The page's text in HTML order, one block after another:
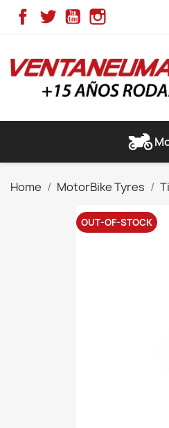
FacebookTwitterYouTube
Home MotorBike Tyres
OUT-OF-STOCK